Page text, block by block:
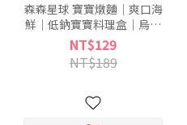
森森星球 寶寶燉麵｜爽口海
鮮｜低鈉寶寶料理盒｜烏龍
麵系列｜單盒入｜適合1歲以
上｜冷凍
NT$129
NT$189